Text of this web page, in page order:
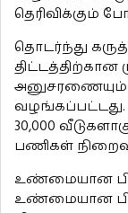
தெரிவிக்கும்
தொடர்ந்து
அனுசரணையும்
வழங்கப்பட்டது.
30,000
பணிகள்
உண்மையான
உண்மையான